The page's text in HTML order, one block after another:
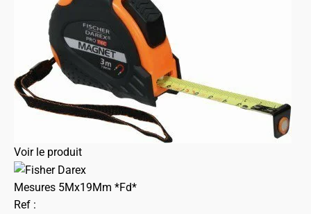
Voir le produit
Mesures 5Mx19Mm *Fd*
Ref :